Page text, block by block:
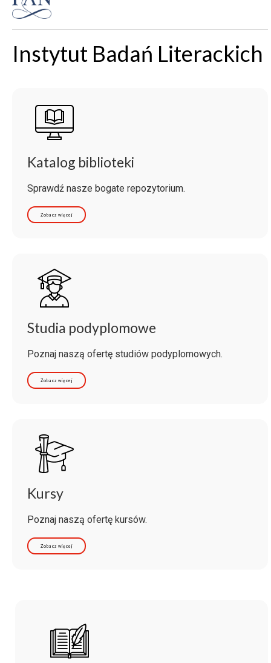
Instytut Badań Literackich
Katalog biblioteki
Sprawdź nasze bogate repozytorium.
Zobacz więcej
Studia podyplomowe
Poznaj naszą ofertę studiów podyplomowych.
Zobacz więcej
Kursy
Poznaj naszą ofertę kursów.
Zobacz więcej